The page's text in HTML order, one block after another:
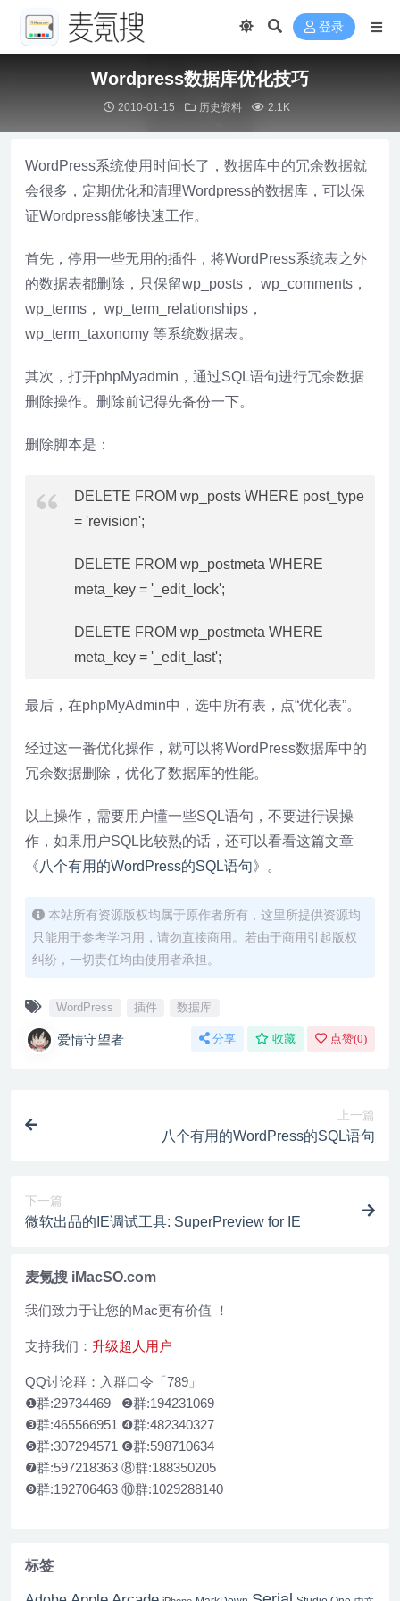
登录
Wordpress数据库优化技巧
2010-01-15 历史资料 2.1K
WordPress系统使用时间长了，数据库中的冗余数据就
会很多，定期优化和清理Wordpress的数据库，可以保
证Wordpress能够快速工作。
首先，停用一些无用的插件，将WordPress系统表之外
的数据表都删除，只保留wp_posts， wp_comments，
wp_terms， wp_term_relationships，
wp_term_taxonomy 等系统数据表。
其次，打开phpMyadmin，通过SQL语句进行冗余数据
删除操作。删除前记得先备份一下。
删除脚本是：
DELETE FROM wp_posts WHERE post_type
= 'revision';
DELETE FROM wp_postmeta WHERE
meta_key = '_edit_lock';
DELETE FROM wp_postmeta WHERE
meta_key = '_edit_last';
最后，在phpMyAdmin中，选中所有表，点“优化表”。
经过这一番优化操作，就可以将WordPress数据库中的
冗余数据删除，优化了数据库的性能。
以上操作，需要用户懂一些SQL语句，不要进行误操
作，如果用户SQL比较熟的话，还可以看看这篇文章
《八个有用的WordPress的SQL语句》。
本站所有资源版权均属于原作者所有，这里所提供资源均
只能用于参考学习用，请勿直接商用。若由于商用引起版权
纠纷，一切责任均由使用者承担。
WordPress 插件 数据库
爱情守望者 分享 收藏 点赞(0)
上一篇
八个有用的WordPress的SQL语句
下一篇
微软出品的IE调试工具: SuperPreview for IE
麦氪搜 iMacSO.com
我们致力于让您的Mac更有价值 ！
支持我们： 升级超人用户
QQ讨论群：入群口令「789」
❶群:29734469 ❷群:194231069
❸群:465566951 ❹群:482340327
❺群:307294571 ❻群:598710634
❼群:597218363 ⑧群:188350205
❾群:192706463 ⑩群:1029288140
标签